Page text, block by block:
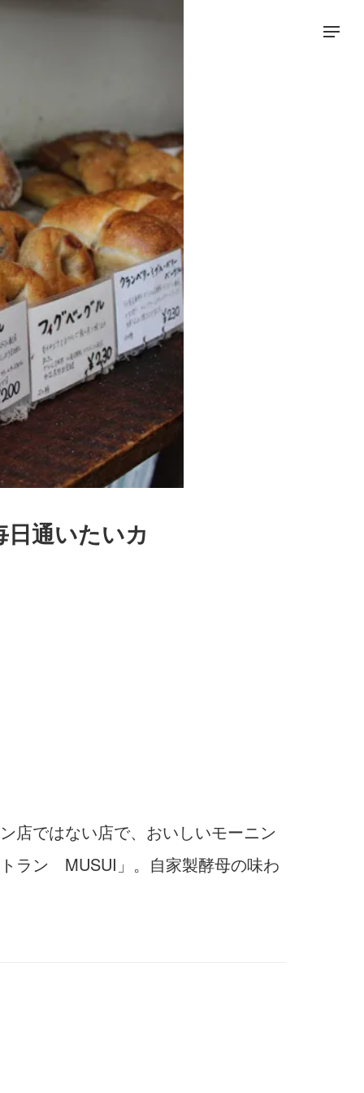
通いたいカ
店ではない店で、おいしいモーニン
ラン MUSUI」。自家製酵母の味わ